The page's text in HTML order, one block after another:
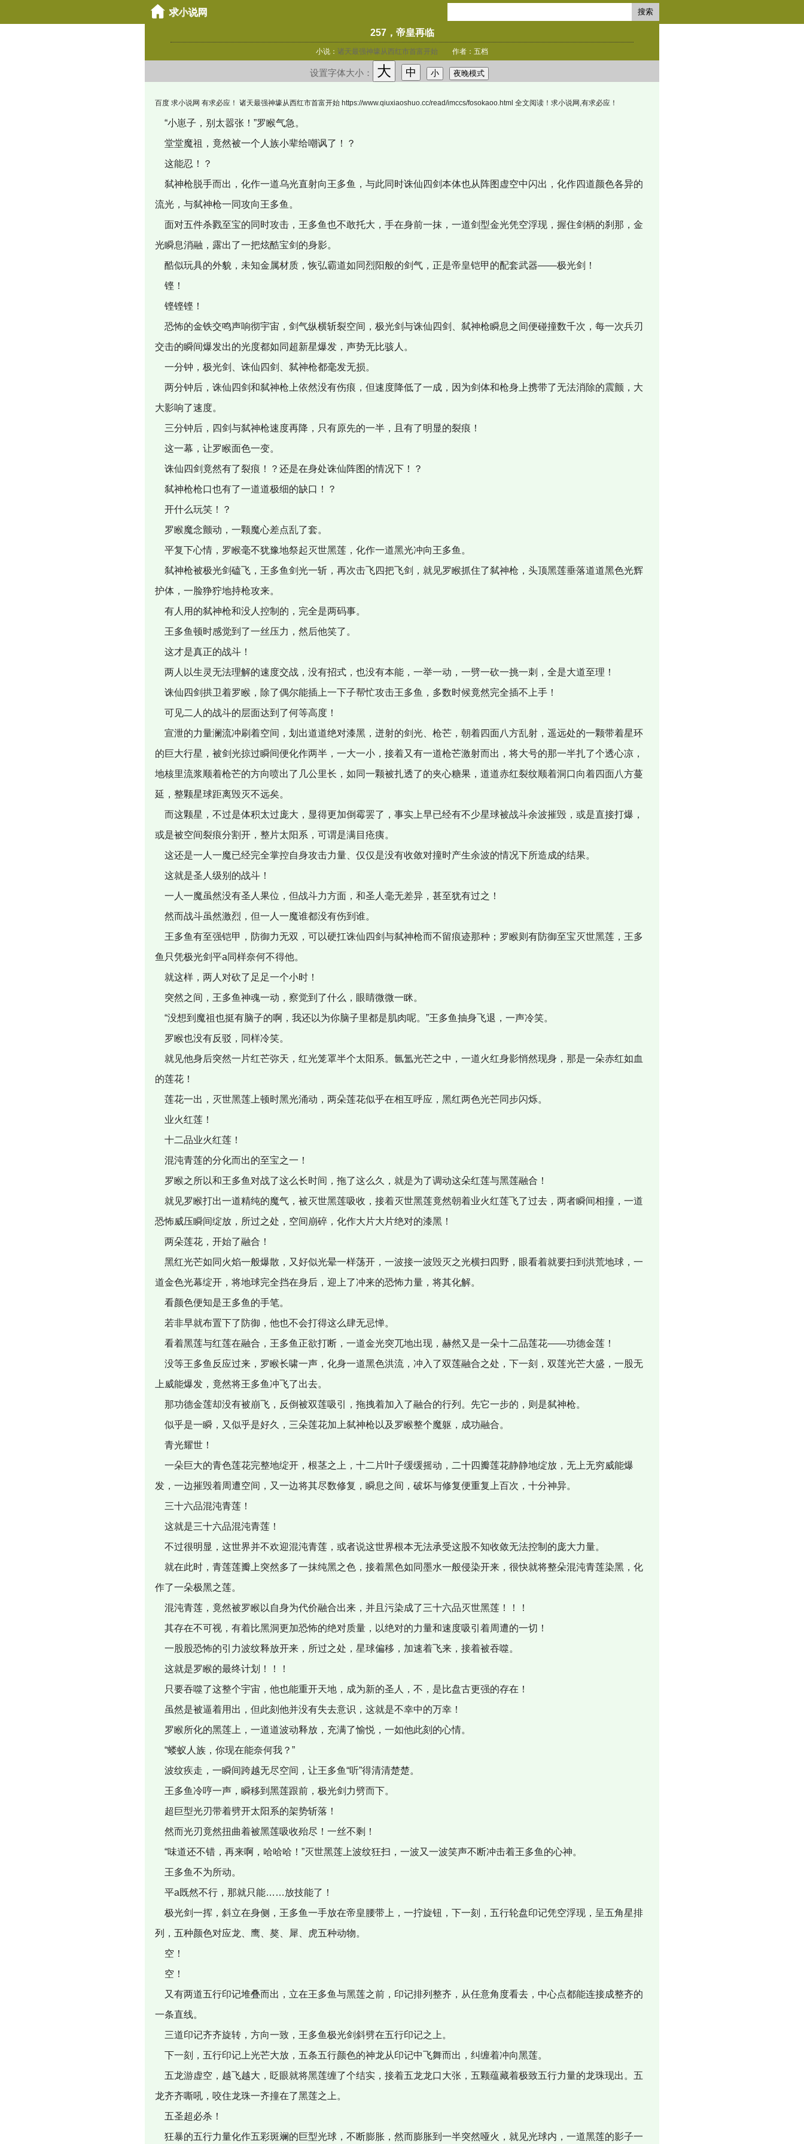
搜索
257，帝皇再临
小说： 诸天最强神壕从西红市首富开始 作者：五档
设置字体大小： 大 中 小 夜晚模式
百度 求小说网 有求必应！ 诸天最强神壕从西红市首富开始 https://www.qiuxiaoshuo.cc/read/imccs/fosokaoo.html 全文阅读！求小说网,有求必应！
“小崽子，别太嚣张！”罗睺气急。
堂堂魔祖，竟然被一个人族小辈给嘲讽了！？
这能忍！？
弑神枪脱手而出，化作一道乌光直射向王多鱼，与此同时诛仙四剑本体也从阵图虚空中闪出，化作四道颜色各异的
流光，与弑神枪一同攻向王多鱼。
面对五件杀戮至宝的同时攻击，王多鱼也不敢托大，手在身前一抹，一道剑型金光凭空浮现，握住剑柄的刹那，金
光瞬息消融，露出了一把炫酷宝剑的身影。
酷似玩具的外貌，未知金属材质，恢弘霸道如同烈阳般的剑气，正是帝皇铠甲的配套武器——极光剑！
铿！
铿铿铿！
恐怖的金铁交鸣声响彻宇宙，剑气纵横斩裂空间，极光剑与诛仙四剑、弑神枪瞬息之间便碰撞数千次，每一次兵刃
交击的瞬间爆发出的光度都如同超新星爆发，声势无比骇人。
一分钟，极光剑、诛仙四剑、弑神枪都毫发无损。
两分钟后，诛仙四剑和弑神枪上依然没有伤痕，但速度降低了一成，因为剑体和枪身上携带了无法消除的震颤，大
大影响了速度。
三分钟后，四剑与弑神枪速度再降，只有原先的一半，且有了明显的裂痕！
这一幕，让罗睺面色一变。
诛仙四剑竟然有了裂痕！？还是在身处诛仙阵图的情况下！？
弑神枪枪口也有了一道道极细的缺口！？
开什么玩笑！？
罗睺魔念颤动，一颗魔心差点乱了套。
平复下心情，罗睺毫不犹豫地祭起灭世黑莲，化作一道黑光冲向王多鱼。
弑神枪被极光剑磕飞，王多鱼剑光一斩，再次击飞四把飞剑，就见罗睺抓住了弑神枪，头顶黑莲垂落道道黑色光辉
护体，一脸狰狞地持枪攻来。
有人用的弑神枪和没人控制的，完全是两码事。
王多鱼顿时感觉到了一丝压力，然后他笑了。
这才是真正的战斗！
两人以生灵无法理解的速度交战，没有招式，也没有本能，一举一动，一劈一砍一挑一刺，全是大道至理！
诛仙四剑拱卫着罗睺，除了偶尔能插上一下子帮忙攻击王多鱼，多数时候竟然完全插不上手！
可见二人的战斗的层面达到了何等高度！
宣泄的力量澜流冲刷着空间，划出道道绝对漆黑，迸射的剑光、枪芒，朝着四面八方乱射，遥远处的一颗带着星环
的巨大行星，被剑光掠过瞬间便化作两半，一大一小，接着又有一道枪芒激射而出，将大号的那一半扎了个透心凉，
地核里流浆顺着枪芒的方向喷出了几公里长，如同一颗被扎透了的夹心糖果，道道赤红裂纹顺着洞口向着四面八方蔓
延，整颗星球距离毁灭不远矣。
而这颗星，不过是体积太过庞大，显得更加倒霉罢了，事实上早已经有不少星球被战斗余波摧毁，或是直接打爆，
或是被空间裂痕分割开，整片太阳系，可谓是满目疮痍。
这还是一人一魔已经完全掌控自身攻击力量、仅仅是没有收敛对撞时产生余波的情况下所造成的结果。
这就是圣人级别的战斗！
一人一魔虽然没有圣人果位，但战斗力方面，和圣人毫无差异，甚至犹有过之！
然而战斗虽然激烈，但一人一魔谁都没有伤到谁。
王多鱼有至强铠甲，防御力无双，可以硬扛诛仙四剑与弑神枪而不留痕迹那种；罗睺则有防御至宝灭世黑莲，王多
鱼只凭极光剑平a同样奈何不得他。
就这样，两人对砍了足足一个小时！
突然之间，王多鱼神魂一动，察觉到了什么，眼睛微微一眯。
“没想到魔祖也挺有脑子的啊，我还以为你脑子里都是肌肉呢。”王多鱼抽身飞退，一声冷笑。
罗睺也没有反驳，同样冷笑。
就见他身后突然一片红芒弥天，红光笼罩半个太阳系。氤氲光芒之中，一道火红身影悄然现身，那是一朵赤红如血
的莲花！
莲花一出，灭世黑莲上顿时黑光涌动，两朵莲花似乎在相互呼应，黑红两色光芒同步闪烁。
业火红莲！
十二品业火红莲！
混沌青莲的分化而出的至宝之一！
罗睺之所以和王多鱼对战了这么长时间，拖了这么久，就是为了调动这朵红莲与黑莲融合！
就见罗睺打出一道精纯的魔气，被灭世黑莲吸收，接着灭世黑莲竟然朝着业火红莲飞了过去，两者瞬间相撞，一道
恐怖威压瞬间绽放，所过之处，空间崩碎，化作大片大片绝对的漆黑！
两朵莲花，开始了融合！
黑红光芒如同火焰一般爆散，又好似光晕一样荡开，一波接一波毁灭之光横扫四野，眼看着就要扫到洪荒地球，一
道金色光幕绽开，将地球完全挡在身后，迎上了冲来的恐怖力量，将其化解。
看颜色便知是王多鱼的手笔。
若非早就布置下了防御，他也不会打得这么肆无忌惮。
看着黑莲与红莲在融合，王多鱼正欲打断，一道金光突兀地出现，赫然又是一朵十二品莲花——功德金莲！
没等王多鱼反应过来，罗睺长啸一声，化身一道黑色洪流，冲入了双莲融合之处，下一刻，双莲光芒大盛，一股无
上威能爆发，竟然将王多鱼冲飞了出去。
那功德金莲却没有被崩飞，反倒被双莲吸引，拖拽着加入了融合的行列。先它一步的，则是弑神枪。
似乎是一瞬，又似乎是好久，三朵莲花加上弑神枪以及罗睺整个魔躯，成功融合。
青光耀世！
一朵巨大的青色莲花完整地绽开，根茎之上，十二片叶子缓缓摇动，二十四瓣莲花静静地绽放，无上无穷威能爆
发，一边摧毁着周遭空间，又一边将其尽数修复，瞬息之间，破坏与修复便重复上百次，十分神异。
三十六品混沌青莲！
这就是三十六品混沌青莲！
不过很明显，这世界并不欢迎混沌青莲，或者说这世界根本无法承受这股不知收敛无法控制的庞大力量。
就在此时，青莲莲瓣上突然多了一抹纯黑之色，接着黑色如同墨水一般侵染开来，很快就将整朵混沌青莲染黑，化
作了一朵极黑之莲。
混沌青莲，竟然被罗睺以自身为代价融合出来，并且污染成了三十六品灭世黑莲！！！
其存在不可视，有着比黑洞更加恐怖的绝对质量，以绝对的力量和速度吸引着周遭的一切！
一股股恐怖的引力波纹释放开来，所过之处，星球偏移，加速着飞来，接着被吞噬。
这就是罗睺的最终计划！！！
只要吞噬了这整个宇宙，他也能重开天地，成为新的圣人，不，是比盘古更强的存在！
虽然是被逼着用出，但此刻他并没有失去意识，这就是不幸中的万幸！
罗睺所化的黑莲上，一道道波动释放，充满了愉悦，一如他此刻的心情。
“蝼蚁人族，你现在能奈何我？”
波纹疾走，一瞬间跨越无尽空间，让王多鱼“听”得清清楚楚。
王多鱼冷哼一声，瞬移到黑莲跟前，极光剑力劈而下。
超巨型光刃带着劈开太阳系的架势斩落！
然而光刃竟然扭曲着被黑莲吸收殆尽！一丝不剩！
“味道还不错，再来啊，哈哈哈！”灭世黑莲上波纹狂扫，一波又一波笑声不断冲击着王多鱼的心神。
王多鱼不为所动。
平a既然不行，那就只能……放技能了！
极光剑一挥，斜立在身侧，王多鱼一手放在帝皇腰带上，一拧旋钮，下一刻，五行轮盘印记凭空浮现，呈五角星排
列，五种颜色对应龙、鹰、獒、犀、虎五种动物。
空！
空！
又有两道五行印记堆叠而出，立在王多鱼与黑莲之前，印记排列整齐，从任意角度看去，中心点都能连接成整齐的
一条直线。
三道印记齐齐旋转，方向一致，王多鱼极光剑斜劈在五行印记之上。
下一刻，五行印记上光芒大放，五条五行颜色的神龙从印记中飞舞而出，纠缠着冲向黑莲。
五龙游虚空，越飞越大，眨眼就将黑莲缠了个结实，接着五龙龙口大张，五颗蕴藏着极致五行力量的龙珠现出。五
龙齐齐嘶吼，咬住龙珠一齐撞在了黑莲之上。
五圣超必杀！
狂暴的五行力量化作五彩斑斓的巨型光球，不断膨胀，然而膨胀到一半突然哑火，就见光球内，一道黑莲的影子一